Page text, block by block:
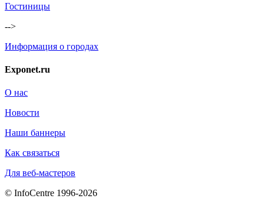
Гостиницы
-->
Информация о городах
Exponet.ru
О нас
Новости
Наши баннеры
Как связаться
Для веб-мастеров
© InfoCentre 1996-2026